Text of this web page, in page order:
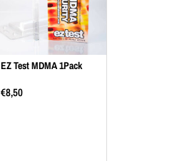
EZ Test MDMA 1Pack
€8,50